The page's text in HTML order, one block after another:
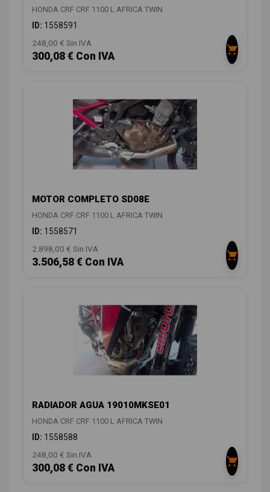
HONDA CRF CRF 1100 L AFRICA TWIN
ID: 1558591
248,00 € Sin IVA
300,08 € Con IVA
MOTOR COMPLETO SD08E
HONDA CRF CRF 1100 L AFRICA TWIN
ID: 1558571
2.898,00 € Sin IVA
3.506,58 € Con IVA
RADIADOR AGUA 19010MKSE01
HONDA CRF CRF 1100 L AFRICA TWIN
ID: 1558588
248,00 € Sin IVA
300,08 € Con IVA